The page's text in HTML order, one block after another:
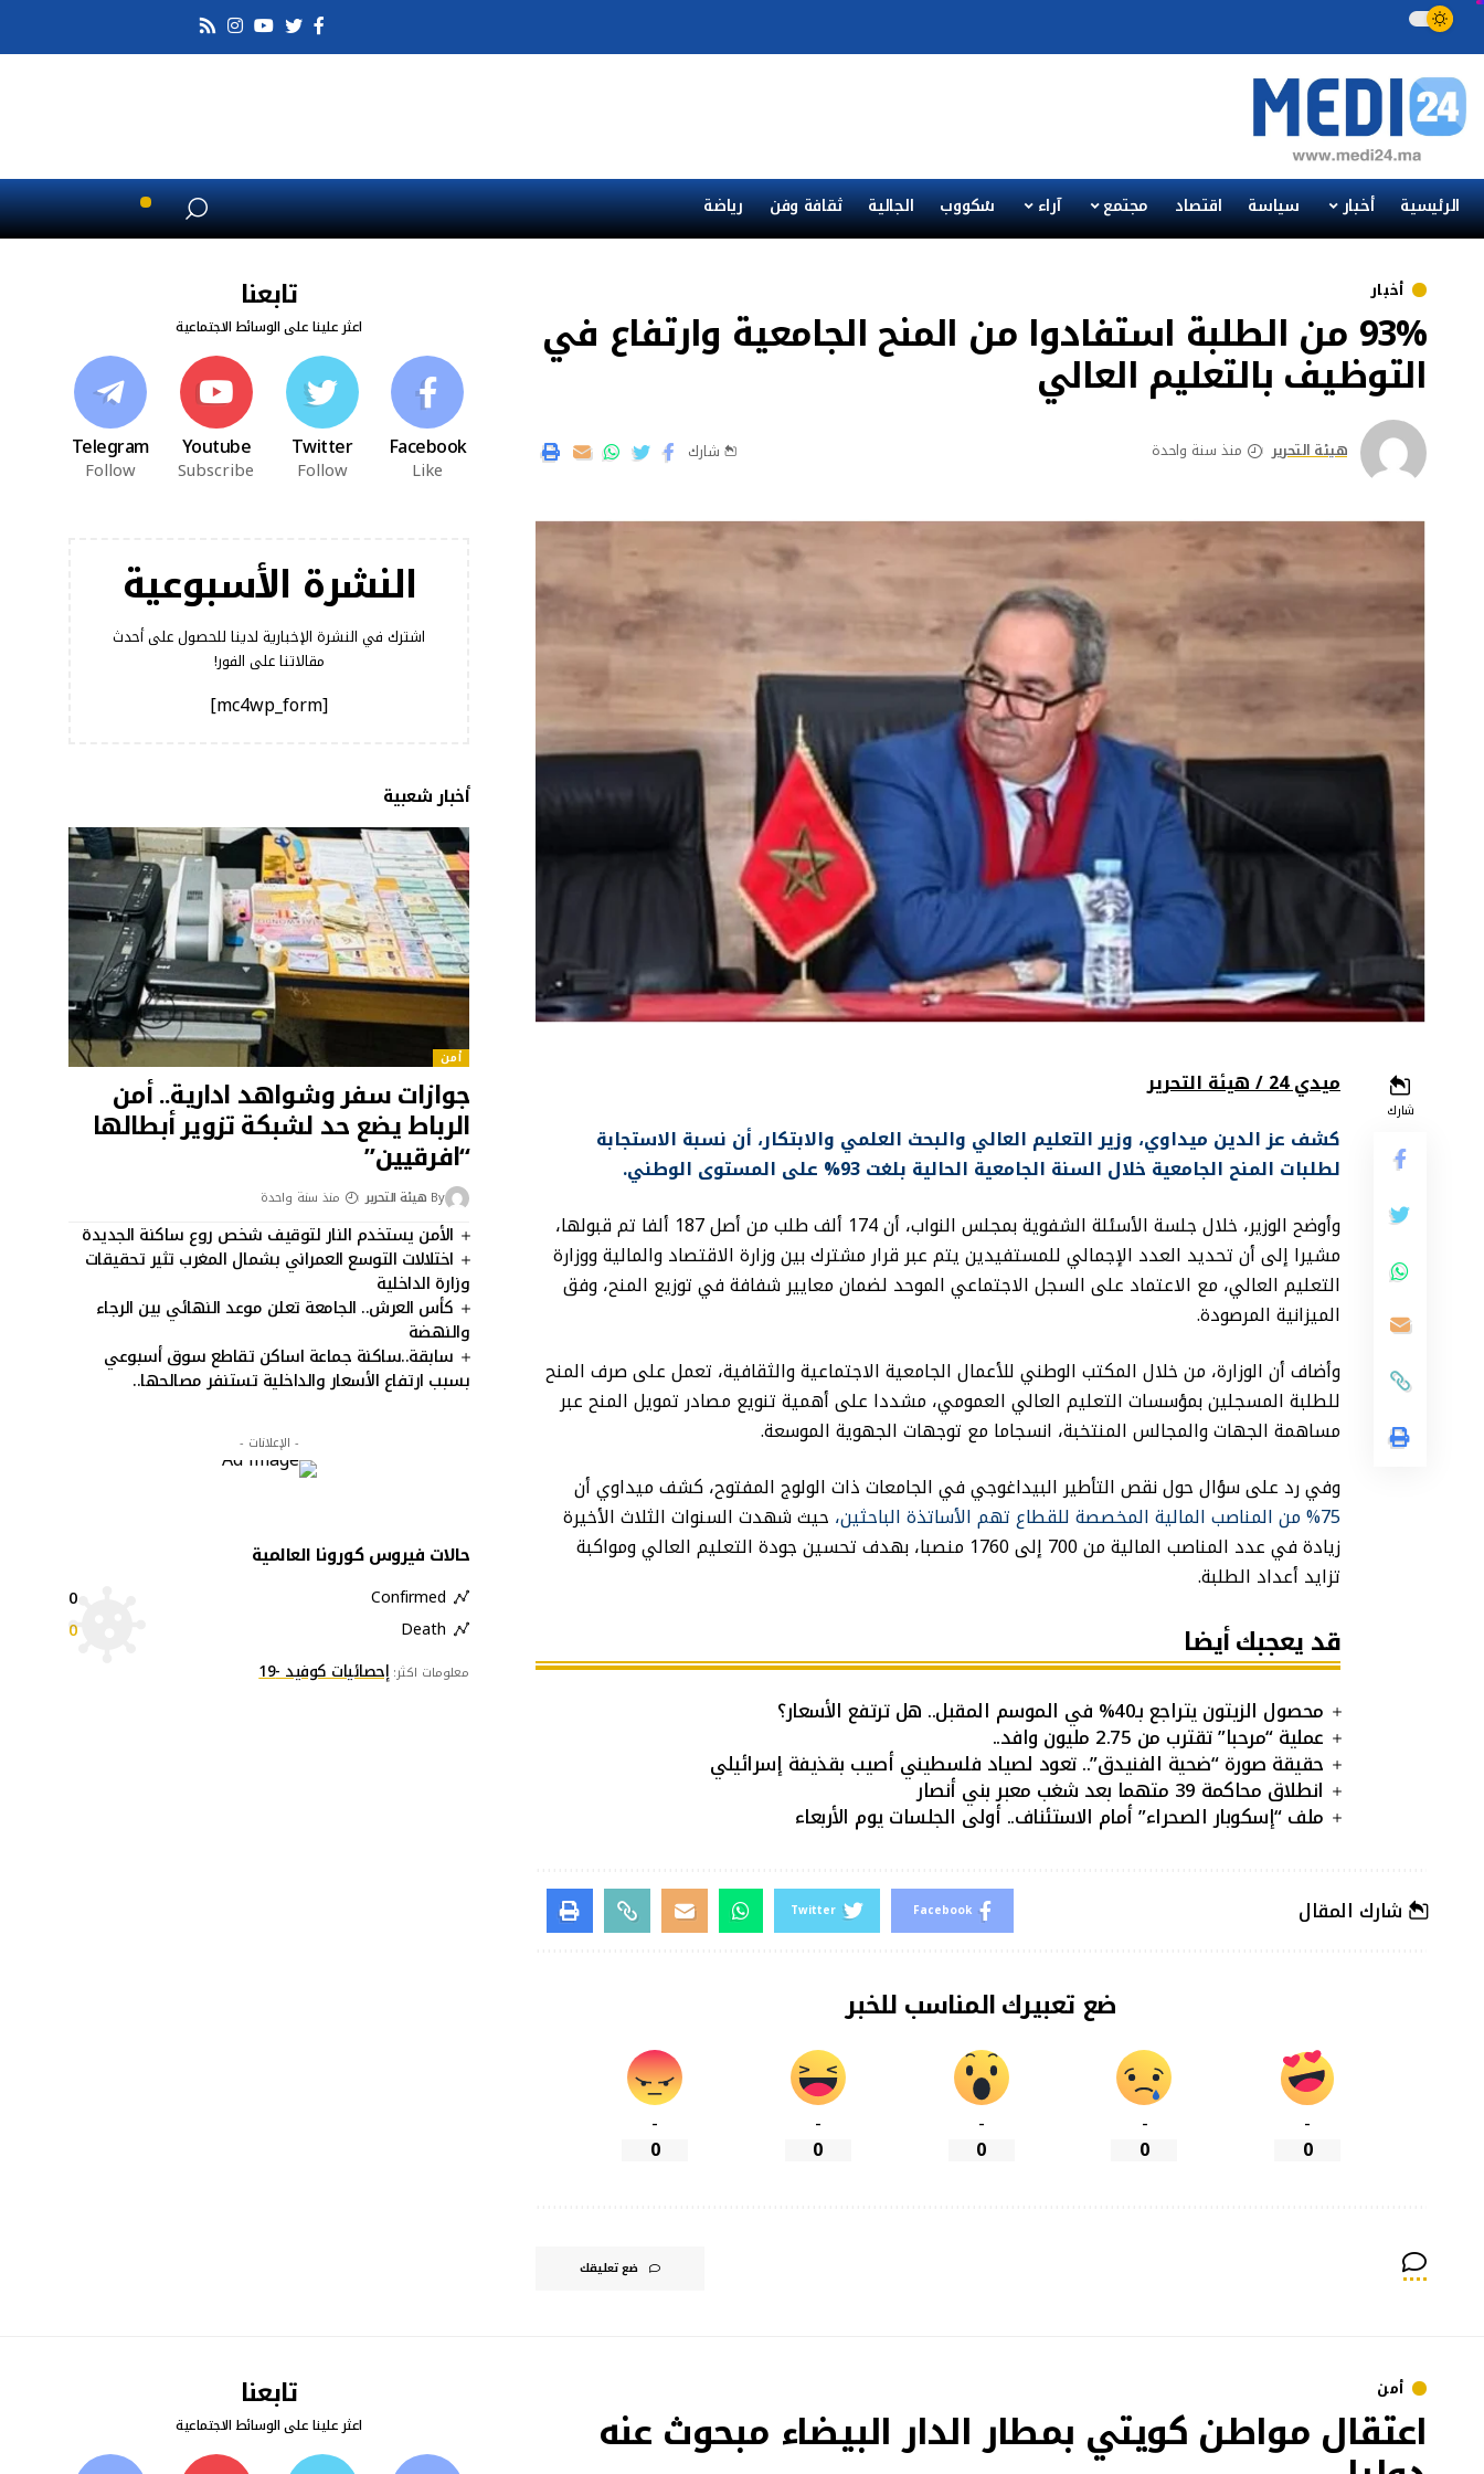
الرئيسية أخبار سياسة اقتصاد مجتمع آراء سْكووب الجالية ثقافة وفن رياضة
أخبار
93% من الطلبة استفادوا من المنح الجامعية وارتفاع في
التوظيف بالتعليم العالي
هيئة التحرير منذ سنة واحدة شارك
شارك
ميدي 24 / هيئة التحرير
كشف عز الدين ميداوي، وزير التعليم العالي والبحث العلمي والابتكار، أن نسبة الاستجابة
لطلبات المنح الجامعية خلال السنة الجامعية الحالية بلغت 93% على المستوى الوطني.
وأوضح الوزير، خلال جلسة الأسئلة الشفوية بمجلس النواب، أن 174 ألف طلب من أصل 187 ألفا تم قبولها،
مشيرا إلى أن تحديد العدد الإجمالي للمستفيدين يتم عبر قرار مشترك بين وزارة الاقتصاد والمالية ووزارة
التعليم العالي، مع الاعتماد على السجل الاجتماعي الموحد لضمان معايير شفافة في توزيع المنح، وفق
الميزانية المرصودة.
وأضاف أن الوزارة، من خلال المكتب الوطني للأعمال الجامعية الاجتماعية والثقافية، تعمل على صرف المنح
للطلبة المسجلين بمؤسسات التعليم العالي العمومي، مشددا على أهمية تنويع مصادر تمويل المنح عبر
مساهمة الجهات والمجالس المنتخبة، انسجاما مع توجهات الجهوية الموسعة.
وفي رد على سؤال حول نقص التأطير البيداغوجي في الجامعات ذات الولوج المفتوح، كشف ميداوي أن
75% من المناصب المالية المخصصة للقطاع تهم الأساتذة الباحثين،
حيث شهدت السنوات الثلاث الأخيرة
زيادة في عدد المناصب المالية من 700 إلى 1760 منصبا، بهدف تحسين جودة التعليم العالي ومواكبة
تزايد أعداد الطلبة.
قد يعجبك أيضا
محصول الزيتون يتراجع بـ40% في الموسم المقبل.. هل ترتفع الأسعار؟
عملية “مرحبا” تقترب من 2.75 مليون وافد..
حقيقة صورة “ضحية الفنيدق”.. تعود لصياد فلسطيني أصيب بقذيفة إسرائيلي
انطلاق محاكمة 39 متهما بعد شغب معبر بني أنصار
ملف “إسكوبار الصحراء” أمام الاستئناف.. أولى الجلسات يوم الأربعاء
شارك المقال Facebook
Twitter
ضع تعبيرك المناسب للخبر
-
0
-
0
-
0
-
0
-
0
ضع تعليقك
تابعنا
اعثر علينا على الوسائط الاجتماعية
Facebook
Like
Twitter
Follow
Youtube
Subscribe
Telegram
Follow
النشرة الأسبوعية
اشترك في النشرة الإخبارية لدينا للحصول على أحدث
مقالاتنا على الفور!
[mc4wp_form]
أخبار شعبية
أمن
جوازات سفر وشواهد ادارية.. أمن
الرباط يضع حد لشبكة تزوير أبطالها
“افرقيين”
By هيئة التحرير منذ سنة واحدة
الأمن يستخدم النار لتوقيف شخص روع ساكنة الجديدة
اختلالات التوسع العمراني بشمال المغرب تثير تحقيقات
وزارة الداخلية
كأس العرش.. الجامعة تعلن موعد النهائي بين الرجاء
والنهضة
سابقة..ساكنة جماعة اساكن تقاطع سوق أسبوعي
بسبب ارتفاع الأسعار والداخلية تستنفر مصالحها..
- الإعلانات -
حالات فيروس كورونا العالمية
Confirmed
0
Death
0
معلومات اكثر:إحصائيات كوفيد -19
أمن
اعتقال مواطن كويتي بمطار الدار البيضاء مبحوث عنه
تابعنا
اعثر علينا على الوسائط الاجتماعية